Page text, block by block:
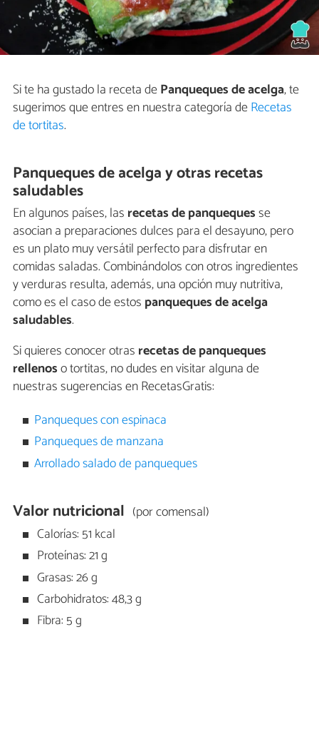
Si te ha gustado la receta dePanqueques de acelga, te
sugerimos que entres en nuestra categoría deRecetas
de tortitas.
Panqueques de acelga y otras recetas
saludables
En algunos países, las recetas de panquequesse
asocian a preparaciones dulces para el desayuno, pero
es un plato muy versátil perfecto para disfrutar en
comidas saladas. Combinándolos con otros ingredientes
y verduras resulta, además, una opción muy nutritiva,
como es el caso de estos panqueques de acelga
saludables.
Si quieres conocer otras recetas de panqueques
rellenoso tortitas, no dudes en visitar alguna de
nuestras sugerencias en RecetasGratis:
Panqueques con espinaca
Panqueques de manzana
Arrollado salado de panqueques
Valor nutricional (por comensal)
Calorías: 51 kcal
Proteínas: 21 g
Grasas: 26 g
Carbohidratos: 48,3 g
Fibra: 5 g